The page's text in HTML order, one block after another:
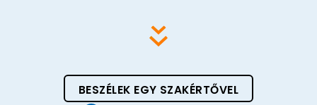
BESZÉLEK EGY SZAKÉRTŐVEL